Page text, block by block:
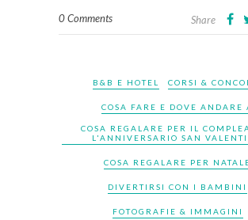
0 Comments Share
B&B E HOTEL CORSI &
COSA FARE E DOVE ANDARE
COSA REGALARE PER IL
L'ANNIVERSARIO SAN
COSA REGALARE PER
DIVERTIRSI CON I BAMBINI
FOTOGRAFIE & IMMAGINI